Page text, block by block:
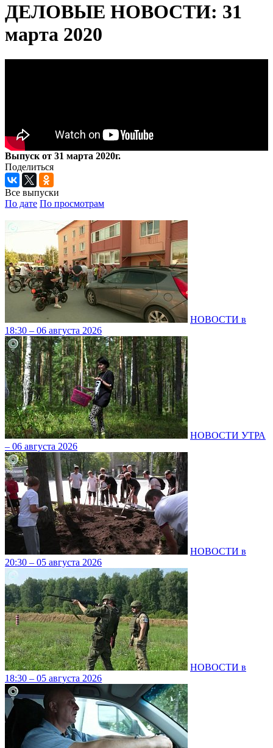
ДЕЛОВЫЕ НОВОСТИ: 31
марта 2020
Выпуск от 31 марта 2020г.
Поделиться
Все выпуски
По дате По просмотрам
НОВОСТИ в
18:30 – 06 августа 2026
НОВОСТИ УТРА
– 06 августа 2026
НОВОСТИ в
20:30 – 05 августа 2026
НОВОСТИ в
18:30 – 05 августа 2026